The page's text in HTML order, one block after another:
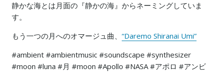
静かな海とは月面の『静かの海』からネーミングしていま
す。
もう一つの月へのオマージュ曲、 “Daremo Shiranai Umi”
#ambient #ambientmusic #soundscape #synthesizer
#moon #luna #月 #moon #Apollo #NASA #アポロ #アンビ